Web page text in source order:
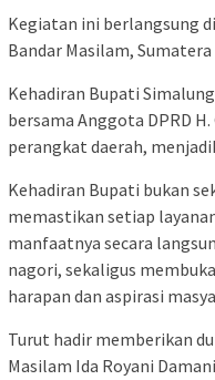
Kegiatan ini berlangsung
Bandar Masilam,
Kehadiran Bupati
bersama Anggota DPRD
perangkat daerah,
Kehadiran Bupati bukan
memastikan setiap
manfaatnya secara
nagori, sekaligus
harapan dan aspirasi
Turut hadir memberikan
Masilam Ida Royani